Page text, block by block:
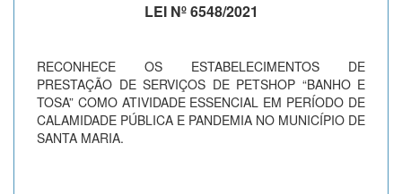
LEI Nº 6548/2021
RECONHECE OS ESTABELECIMENTOS DE
PRESTAÇÃO DE SERVIÇOS DE PETSHOP “BANHO E
TOSA” COMO ATIVIDADE ESSENCIAL EM PERÍODO DE
CALAMIDADE PÚBLICA E PANDEMIA NO MUNICÍPIO DE
SANTA MARIA.